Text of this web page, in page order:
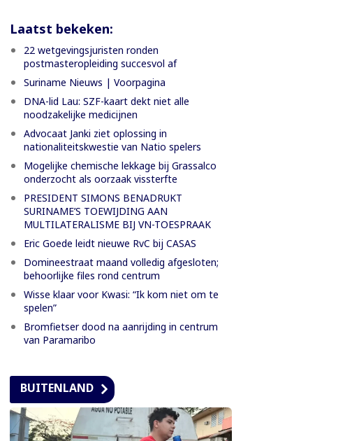
Laatst bekeken:
22 wetgevingsjuristen ronden
postmasteropleiding succesvol af
Suriname Nieuws | Voorpagina
DNA-lid Lau: SZF-kaart dekt niet alle
noodzakelijke medicijnen
Advocaat Janki ziet oplossing in
nationaliteitskwestie van Natio spelers
Mogelijke chemische lekkage bij Grassalco
onderzocht als oorzaak vissterfte
PRESIDENT SIMONS BENADRUKT
SURINAME’S TOEWIJDING AAN
MULTILATERALISME BIJ VN-TOESPRAAK
Eric Goede leidt nieuwe RvC bij CASAS
Domineestraat maand volledig afgesloten;
behoorlijke files rond centrum
Wisse klaar voor Kwasi: “Ik kom niet om te
spelen”
Bromfietser dood na aanrijding in centrum
van Paramaribo
BUITENLAND